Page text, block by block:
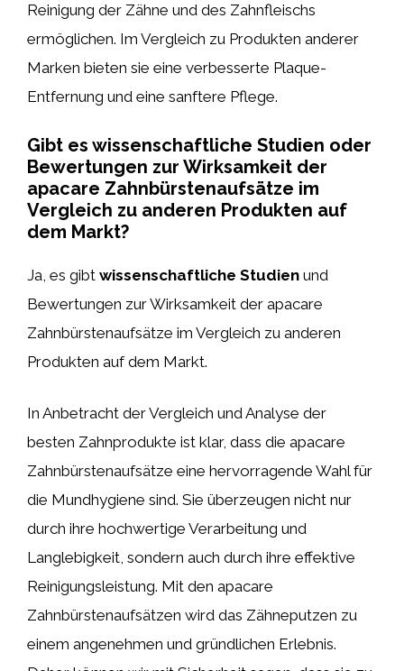
Reinigung der Zähne und des Zahnfleischs
ermöglichen. Im Vergleich zu Produkten anderer
Marken bieten sie eine verbesserte Plaque-
Entfernung und eine sanftere Pflege.
Gibt es wissenschaftliche Studien oder
Bewertungen zur Wirksamkeit der
apacare Zahnbürstenaufsätze im
Vergleich zu anderen Produkten auf
dem Markt?
Ja, es gibt wissenschaftliche Studien und
Bewertungen zur Wirksamkeit der apacare
Zahnbürstenaufsätze im Vergleich zu anderen
Produkten auf dem Markt.
In Anbetracht der Vergleich und Analyse der
besten Zahnprodukte ist klar, dass die apacare
Zahnbürstenaufsätze eine hervorragende Wahl für
die Mundhygiene sind. Sie überzeugen nicht nur
durch ihre hochwertige Verarbeitung und
Langlebigkeit, sondern auch durch ihre effektive
Reinigungsleistung. Mit den apacare
Zahnbürstenaufsätzen wird das Zähneputzen zu
einem angenehmen und gründlichen Erlebnis.